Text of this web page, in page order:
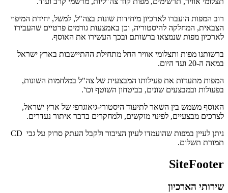
רוב המפות הועברו לארכיון מיחידות שונות בצה"ל, למשל, יחידת המיפוי
הצבאית, המחלקה להיסטוריה, וכן באמצעות גורמים פרטיים שהעבירו
לארכיון מפות שנמצאו ברשותם ובכך העשירו את האוסף.
ברשותנו מפות ותצלומי אוויר החל מתחילת ההתיישבות בארץ ישראל
במאה ה-20 ועד היום.
המפות מתעדות את פעילותו המבצעית של צה"ל במלחמות השונות,
בפעולות ובמבצעים שונים, בביטחון השוטף וכו'.
האוסף משמש בין השאר לתיעוד היסטורי-גיאוגרפי של ארץ ישראל,
לצרכים מבצעיים, לפינוי מוקשים, ולמחקרים בדבר איתור נעדרים.
ניתן לעיין במפות שהועמדו לעיון הציבור ולקבל העתק סרוק על גבי CD
תמורת תשלום.
SiteFooter
שירותי הארכיון